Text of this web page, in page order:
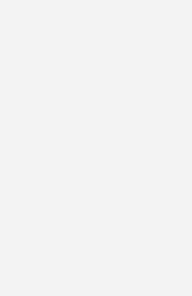
der Ampel-Fraktionen zur weiteren
Branche
Tiefpunkt für die
der Deutschen Umwelthilfe
ist kein Meilenstein, sondern
dieser Bundesregierung. Am
bei Bestandsgebäuden auf
damit auf eine nächste Regierung
bei einem großen Teil der Neubauten,
ist.